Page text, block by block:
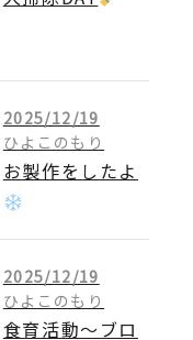
2025/12/19
ひよこのもり
お製作をしたよ
2025/12/19
ひよこのもり
食育活動～ブロ